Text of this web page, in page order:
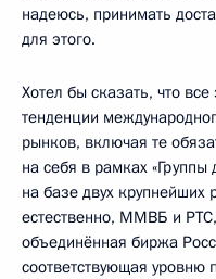
надеюсь, принимать
для этого.
Хотел бы сказать, что
тенденции
рынков, включая те
на себя в рамках
на базе двух крупнейших
естественно, ММВБ и РТС,
объединённая биржа
соответствующая уровню